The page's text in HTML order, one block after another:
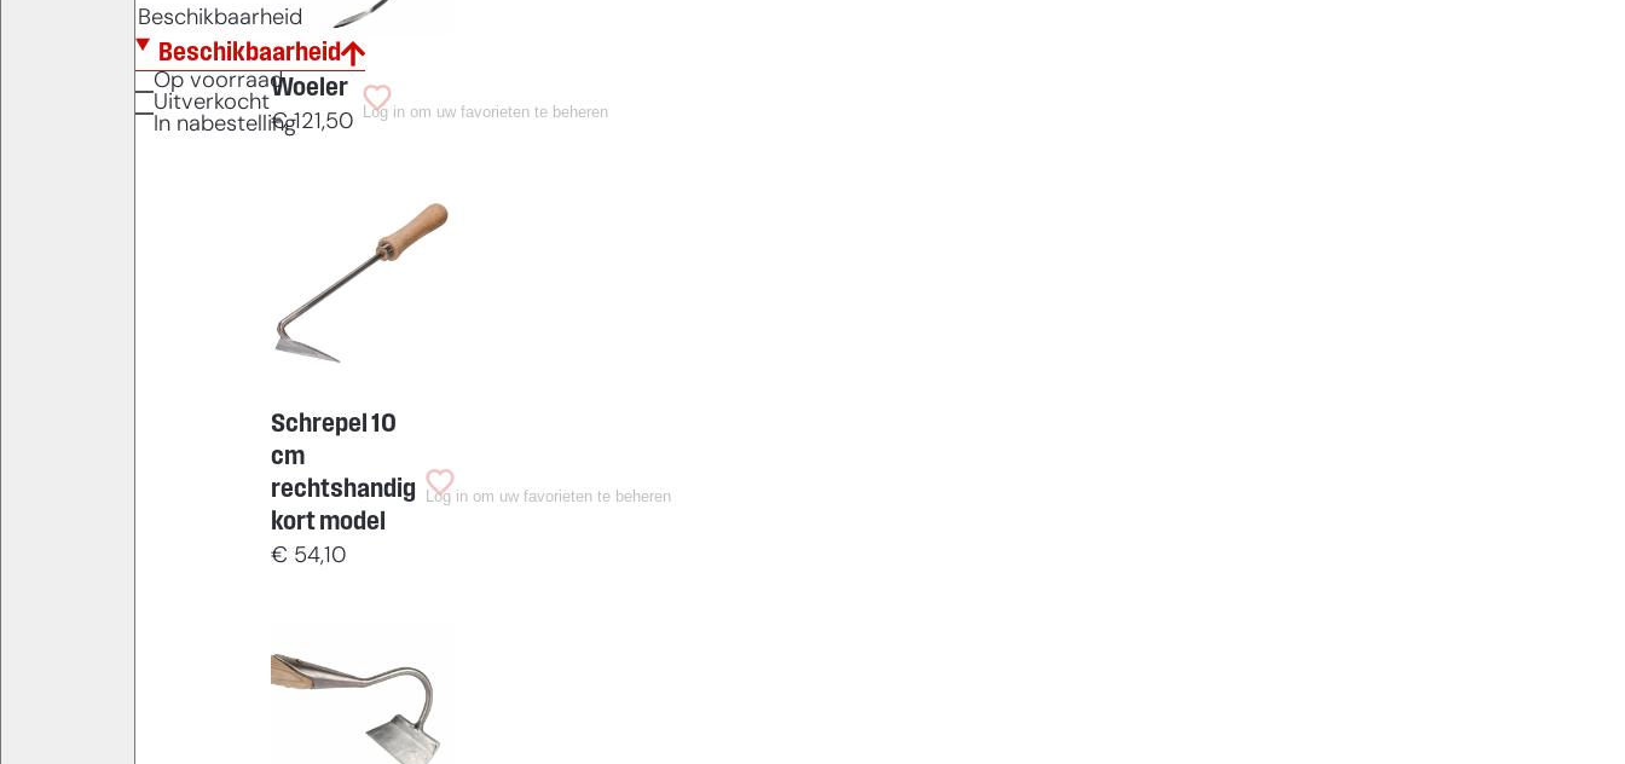
Beschikbaarheid
Beschikbaarheid
Op voorraad
Uitverkocht
In nabestelling
Woeler
€121,50 Log in om uw favorieten te beheren
Schrepel 10
cm
rechtshandig
kort model
€ 54,10
Log in om uw favorieten te beheren